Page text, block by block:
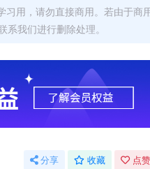
用，请勿直接商用。若由于商
我们进行删除处理。
分享 收藏 点